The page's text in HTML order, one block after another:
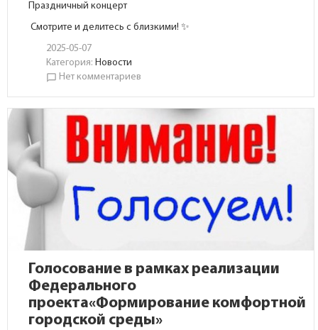
Праздничный концерт
Смотрите и делитесь с близкими! ✨
2025-05-07
Категория:Новости
chat_bubble_outline Нет комментариев
Голосование в рамках реализации
Федерального
проекта«Формирование комфортной
городской среды»